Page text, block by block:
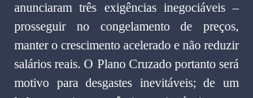
anunciaram três exigências inegociáveis –
prosseguir no congelamento de preços,
manter o crescimento acelerado e não reduzir
salários reais. O Plano Cruzado portanto será
motivo para desgastes inevitáveis; de um